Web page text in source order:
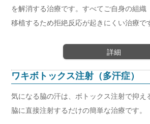
を解消する治療です。すべてご自身の組織
移植するため拒絶反応が起きにくい治療で
詳細
ワキボトックス注射（多汗症）
気になる脇の汗は、ボトックス注射で抑え
脇に直接注射するだけの簡単な治療です。